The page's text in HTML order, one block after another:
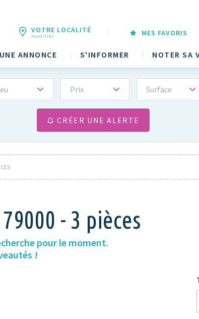
ANNONCE S'INFORMER NOTER SA
VOTRE LOCALITÉ
modifier MES FAVORIS
Prix Surface
CRÉER UNE ALERTE
- 3 pièces
pour le moment.
!